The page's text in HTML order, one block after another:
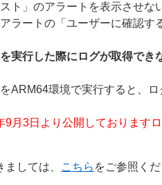
スト」のアラートを表示させ
ラートの「ユーザーに確認
実行した際にログが取得でき
ARM64環境で実行すると、
月3日より公開しております
しては、 こちら をご参照く